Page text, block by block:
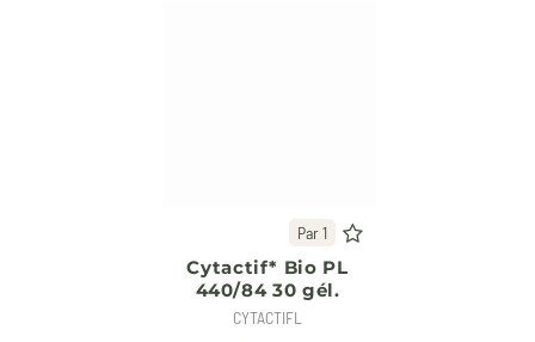
Par 1
Cytactif* Bio PL
440/84 30 gél.
CYTACTIFL